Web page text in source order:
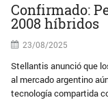
Confirmado:
2008 híbridos
23/08/2025
Stellantis anunció que
al mercado argentino
tecnología compartida